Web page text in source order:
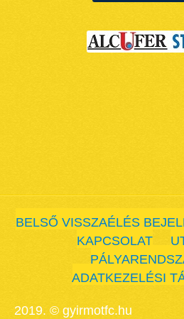
BELSŐ VISSZAÉLÉS
KAPCSOLAT
ADATKEZELÉSI
2019. © gyirmotfc.hu